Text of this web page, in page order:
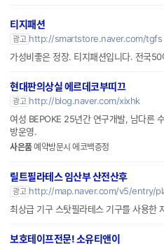
티지패션
광고 http://smartstore.naver.com/tgfs
가성비좋은 정장. 티지패션입니다. 전국50
현대판의상실 에르데코부띠끄
광고 http://blog.naver.com/xixhk
여성 BEPOKE 25년간 연구개발, 남다른
방운영.
사은품예약방문시 에코백증정
릴트필라테스 임산부 산전산후
광고 http://map.naver.com/v5/entry/
최상급 기구 스탓필라테스 기구를 사용한
보호테이프전문! 소유티앤이